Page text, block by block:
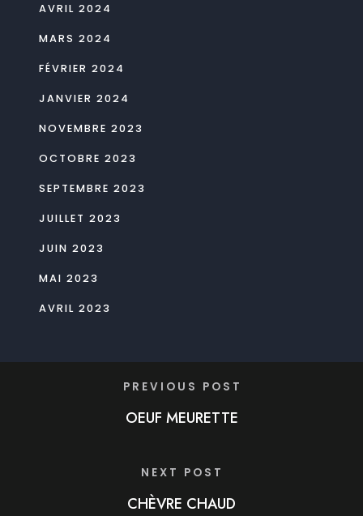
AVRIL 2024
MARS 2024
FÉVRIER 2024
JANVIER 2024
NOVEMBRE 2023
OCTOBRE 2023
SEPTEMBRE 2023
JUILLET 2023
JUIN 2023
MAI 2023
AVRIL 2023
PREVIOUS POST
OEUF MEURETTE
NEXT POST
CHÈVRE CHAUD